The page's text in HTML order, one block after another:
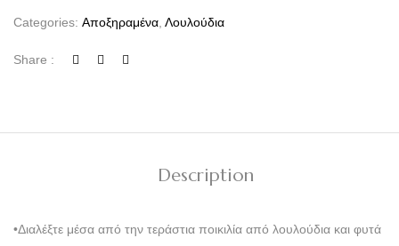
Categories: Αποξηραμένα, Λουλούδια
Share :
Description
•Διαλέξτε μέσα από την τεράστια ποικιλία από λουλούδια και φυτά